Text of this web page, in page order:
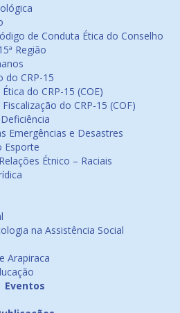
de Conduta Ética do Conselho
Região
do CRP-15
do CRP-15 (COE)
do CRP-15 (COF)
Emergências e Desastres
Esporte
Étnico – Raciais
na Assistência Social
Arapiraca
Eventos